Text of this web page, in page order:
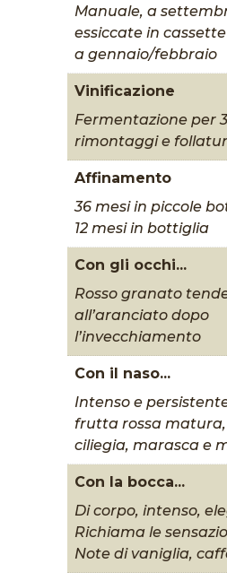
Manuale, a
essiccate in
a gennaio/febbraio
Vinificazione
Fermentazione per
rimontaggi e
Affinamento
36 mesi in piccole
12 mesi in bottiglia
Con gli occhi...
Rosso granato
all’aranciato dopo
l’invecchiamento
Con il naso...
Intenso e
frutta rossa
ciliegia, marasca e
Con la bocca...
Di corpo, intenso,
Richiama le
Note di vaniglia,